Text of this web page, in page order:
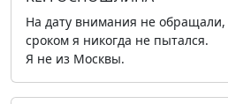
На дату внимания не обращали,
сроком я никогда не пытался.
Я не из Москвы.